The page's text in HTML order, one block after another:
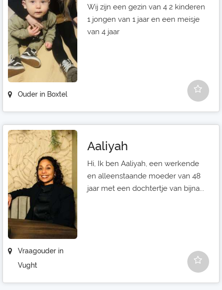
Ouder in Boxtel
Wij zijn een gezin van 4 2 kinderen
1 jongen van 1 jaar en een meisje
van 4 jaar
Vraagouder in
Vught
Aaliyah
Hi, Ik ben Aaliyah, een werkende
en alleenstaande moeder van 48
jaar met een dochtertje van bijna...